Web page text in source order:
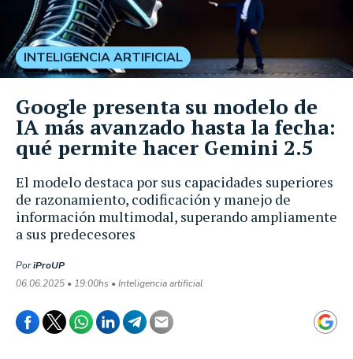
El modelo destaca por sus capacidades superiores
de razonamiento, codificación y manejo de
información multimodal, superando ampliamente
a sus predecesores
PoriProUP
06.06.2025 • 19:00hs • Inteligencia artificial
INTELIGENCIA ARTIFICIAL
Google presenta su modelo de
IA más avanzado hasta la fecha:
qué permite hacer Gemini 2.5